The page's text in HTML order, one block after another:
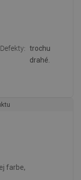
Defekty
trochu
drahé.
farbe,